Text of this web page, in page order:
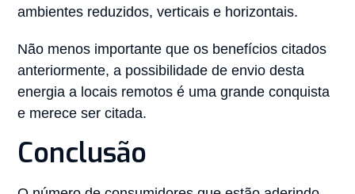
ambientes reduzidos, verticais e horizontais.
Não menos importante que os benefícios citados
anteriormente, a possibilidade de envio desta
energia a locais remotos é uma grande conquista
e merece ser citada.
Conclusão